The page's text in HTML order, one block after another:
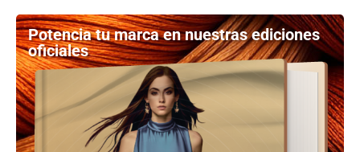
Potencia tu marca en nuestras ediciones
oficiales